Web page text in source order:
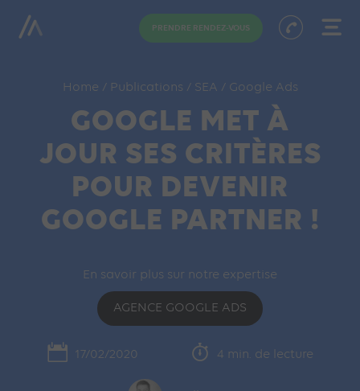
PRENDRE RENDEZ-VOUS
Home / Publications / SEA / Google Ads
GOOGLE MET À
JOUR SES CRITÈRES
POUR DEVENIR
GOOGLE PARTNER !
En savoir plus sur notre expertise
AGENCE GOOGLE ADS
17/02/2020 4 min. de lecture